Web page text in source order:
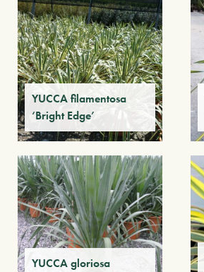
YUCCA filamentosa
‘Bright Edge’
YUCCA gloriosa